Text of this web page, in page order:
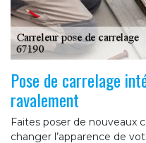
Pose de carrelage
ravalement
Faites poser de nouveaux
changer l’apparence de